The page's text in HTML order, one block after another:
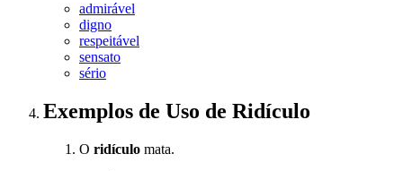
admirável
digno
respeitável
sensato
sério
Exemplos de Uso de Ridículo
O ridículo mata.